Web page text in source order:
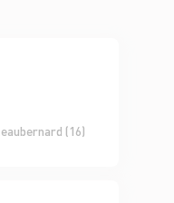
(16)